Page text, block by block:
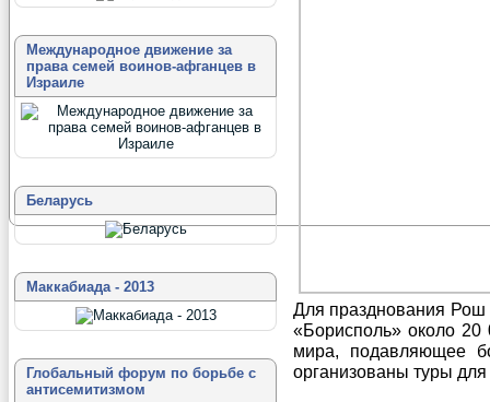
Для празднования
«Борисполь» около 20
мира, подавляющее
организованы туры
Международное движение за
права семей воинов-афганцев в
Израиле
Беларусь
Маккабиада - 2013
Глобальный форум по борьбе с
антисемитизмом